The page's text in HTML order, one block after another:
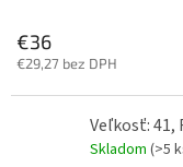
€36
€29,27 bez DPH
Veľkosť: 41,
Skladom (>5